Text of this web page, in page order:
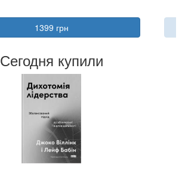
1399 грн
Сегодня купили